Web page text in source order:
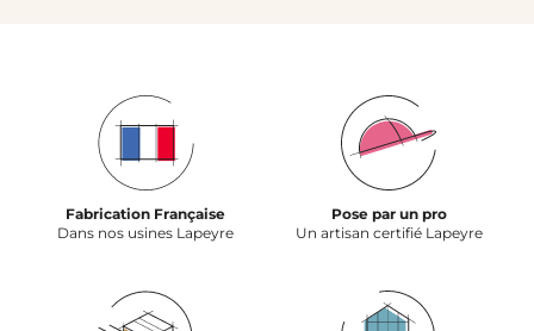
Fabrication Française
Dans nos usines Lapeyre
Pose par un pro
Un artisan certifié Lapeyre